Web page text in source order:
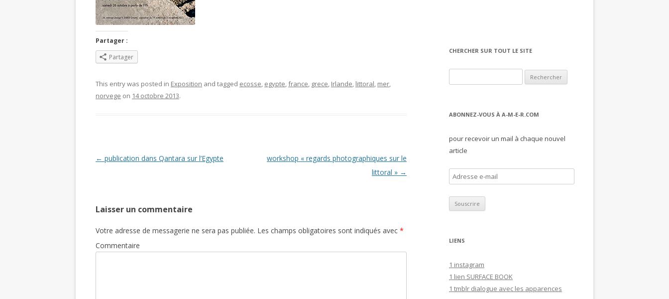
Partager :
Partager
This entry was posted in Exposition and tagged ecosse, egypte,france, grece, Irlande, littoral, mer,
norvege on 14 octobre 2013.
Post navigation
← publication dans Qantara sur l’Egypte
workshop « regards photographiques sur le
littoral » →
Laisser un commentaire
Votre adresse de messagerie ne sera pas publiée. Les champs obligatoires sont indiqués avec *
Commentaire
CHERCHER SUR TOUT LE SITE
ABONNEZ-VOUS À A-M-E-R.COM
pour recevoir un mail à chaque nouvel
article
d
r
e
-
m
a
LIENS
1 instagram
1 lien SURFACE BOOK
1 tmblr dialogue avec les apparences